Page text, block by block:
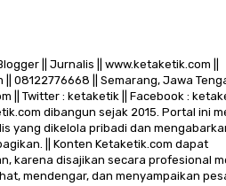
|| Jurnalis || www.ketaketik.com ||
08122776668 || Semarang, Jawa
|| Twitter : ketaketik || Facebook :
dibangun sejak 2015. Portal ini
yang dikelola pribadi dan
|| Konten Ketaketik.com dapat
karena disajikan secara profesional
mendengar, dan menyampaikan